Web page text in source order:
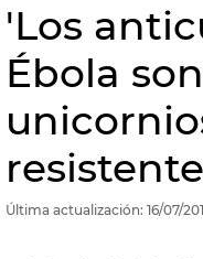
'Los
Ébola
Última actualización: 16/07/